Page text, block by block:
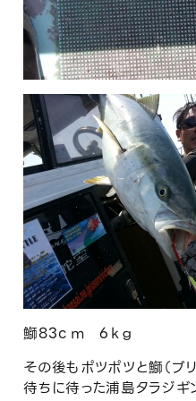
鰤83ｃｍ 6ｋｇ
その後もポツポツと鰤（ブ
待ちに待った浦島タラジギ